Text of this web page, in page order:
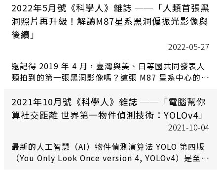
化？中央研究院社會學研究所副研究員鄭雁馨從研究
發現，高教育背景女性生第二胎的意願，與家務分工
息息相關，尤其丈夫是否分擔育兒工作更是關鍵。
2022年5月號《科學人》雜誌 ──「人類首張黑
洞照片再升級！解讀M87星系黑洞偏振光影像與
後續」
2022-05-27
還記得 2019 年 4 月，臺灣與美、日等國共同發表人
類拍到的第一張黑洞影像嗎？這張 M87 星系中心的黑
月，事件視界望遠鏡（Event Horizon Telescope,
EHT）團隊發表了最新成果：M87 星系中心黑洞的
「偏振光」影像。
2021年10月號《科學人》雜誌 ──「電腦幫你
算社交距離 世界第一物件偵測技術：YOLOv4」
2021-10-04
最新的人工智慧（AI）物件偵測演算法 YOLO 第四版
（You Only Look Once version 4, YOLOv4）是至今